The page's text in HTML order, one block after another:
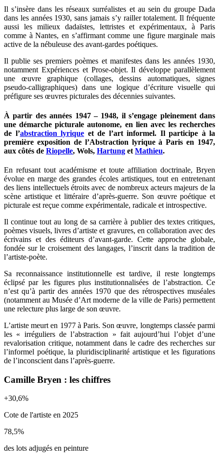
Il s’insère dans les réseaux surréalistes et au sein du groupe Dada
dans les années 1930, sans jamais s’y railler totalement. Il fréquente
aussi les milieux dadaïstes, lettristes et expérimentaux, à Paris
comme à Nantes, en s’affirmant comme une figure marginale mais
active de la nébuleuse des avant-gardes poétiques.
Il publie ses premiers poèmes et manifestes dans les années 1930,
notamment Expériences et Prose-objet. Il développe parallèlement
une œuvre graphique (collages, dessins automatiques, signes
pseudo-calligraphiques) dans une logique d’écriture visuelle qui
préfigure ses œuvres picturales des décennies suivantes.
À partir des années 1947 – 1948, il s’engage pleinement dans
une démarche picturale autonome, en lien avec les recherches
de l’abstraction lyrique et de l’art informel. Il participe à la
première exposition de l’Abstraction lyrique à Paris en 1947,
aux côtés de Riopelle, Wols, Hartung et Mathieu.
En refusant tout académisme et toute affiliation doctrinale, Bryen
évolue en marge des grandes écoles artistiques, tout en entretenant
des liens intellectuels étroits avec de nombreux acteurs majeurs de la
scène artistique et littéraire d’après-guerre. Son œuvre poétique et
picturale est reçue comme expérimentale, radicale et introspective.
Il continue tout au long de sa carrière à publier des textes critiques,
poèmes visuels, livres d’artiste et gravures, en collaboration avec des
écrivains et des éditeurs d’avant-garde. Cette approche globale,
fondée sur le croisement des langages, l’inscrit dans la tradition de
l’artiste-poète.
Sa reconnaissance institutionnelle est tardive, il reste longtemps
éclipsé par les figures plus institutionnalisées de l’abstraction. Ce
n’est qu’à partir des années 1970 que des rétrospectives muséales
(notamment au Musée d’Art moderne de la ville de Paris) permettent
une relecture plus large de son œuvre.
L’artiste meurt en 1977 à Paris. Son œuvre, longtemps classée parmi
les « irréguliers de l’abstraction » fait aujourd’hui l’objet d’une
revalorisation critique, notamment dans le cadre des recherches sur
l’informel poétique, la pluridisciplinarité artistique et les figurations
de l’inconscient dans l’après-guerre.
Camille Bryen : les chiffres
+30,6%
Cote de l'artiste en 2025
78,5%
des lots adjugés en peinture